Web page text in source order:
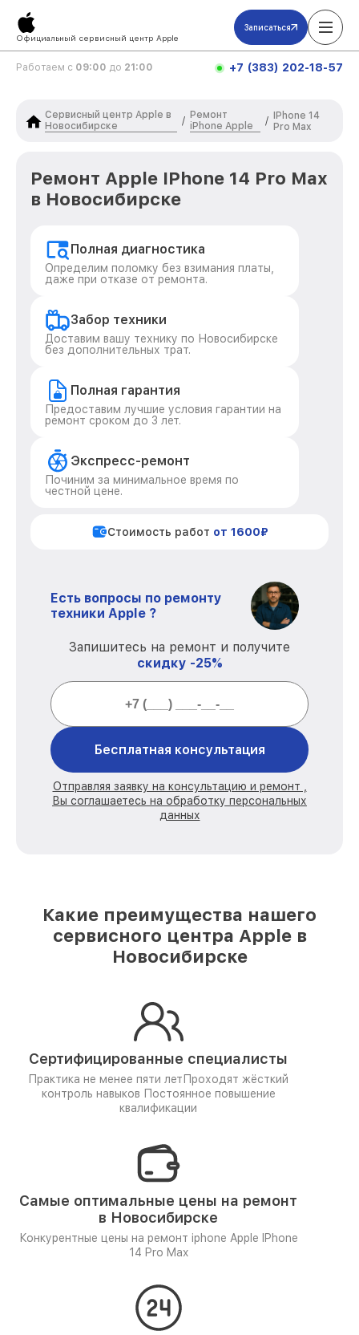
Официальный сервисный центр Apple
Записаться
Работаем с 09:00 до 21:00 +7 (383) 202-18-57
Сервисный центр Apple в
Новосибирске
/
Ремонт
iPhone Apple
/ IPhone 14
Pro Max
Ремонт Apple IPhone 14 Pro Max
в Новосибирске
Полная диагностика
Определим поломку без взимания платы,
даже при отказе от ремонта.
Забор техники
Доставим вашу технику по Новосибирске
без дополнительных трат.
Полная гарантия
Предоставим лучшие условия гарантии на
ремонт сроком до 3 лет.
Экспресс-ремонт
Починим за минимальное время по
честной цене.
Стоимость работ от 1600₽
Есть вопросы по ремонту
техники Apple ?
Запишитесь на ремонт и получите
скидку -25%
Бесплатная консультация
Отправляя заявку на консультацию и ремонт ,
Вы соглашаетесь на обработку персональных
данных
Какие преимущества нашего
сервисного центра Apple в
Новосибирске
Сертифицированные специалисты
Практика не менее пяти лет Проходят жёсткий
контроль навыков Постоянное повышение
квалификации
Самые оптимальные цены на ремонт
в Новосибирске
Конкурентные цены на ремонт iphone Apple IPhone
14 Pro Max